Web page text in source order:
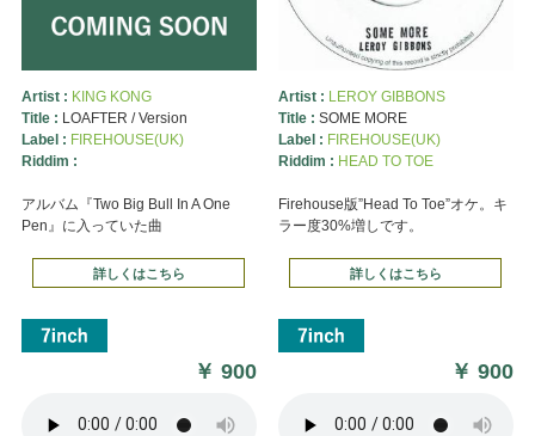
Artist : KING KONG
Title : LOAFTER / Version
Label : FIREHOUSE(UK)
Riddim :
アルバム『Two Big Bull In A One
Pen』に入っていた曲
詳しくはこちら
￥900
Artist : LEROY GIBBONS
Title : SOME MORE
Label : FIREHOUSE(UK)
Riddim : HEAD TO TOE
Firehouse版”Head To Toe”オケ。キ
ラー度30%増しです。
詳しくはこちら
￥900